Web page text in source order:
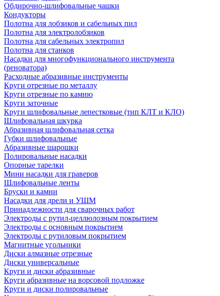
Обдирочно-шлифовальные чашки
Кондукторы
Полотна для лобзиков и сабельных пил
Полотна для электролобзиков
Полотна для сабельных электропил
Полотна для станков
Насадки для многофункционального инструмента
(реноватора)
Расходные абразивные инструменты
Круги отрезные по металлу
Круги отрезные по камню
Круги заточные
Круги шлифовальные лепестковые (тип КЛТ и КЛО)
Шлифовальная шкурка
Абразивная шлифовальная сетка
Губки шлифовальные
Абразивные шарошки
Полировальные насадки
Опорные тарелки
Мини насадки для граверов
Шлифовальные ленты
Бруски и камни
Насадки для дрели и УШМ
Принадлежности для сварочных работ
Электроды с рутил-целлюлозным покрытием
Электроды с основным покрытием
Электроды с рутиловым покрытием
Магнитные угольники
Диски алмазные отрезные
Диски универсальные
Круги и диски абразивные
Круги абразивные на ворсовой подложке
Круги и диски полировальные